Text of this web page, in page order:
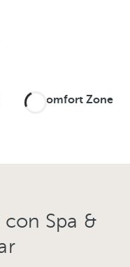
Comfort Zone
Spa &